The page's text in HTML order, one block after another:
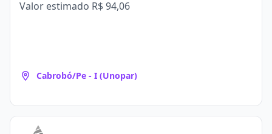
Valor estimado R$ 94,06
Cabrobó/Pe - I (Unopar)